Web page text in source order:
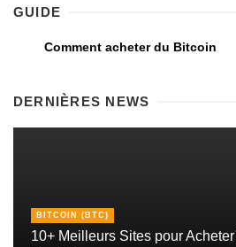
GUIDE
Comment acheter du Bitcoin
DERNIÈRES NEWS
BITCOIN (BTC)
10+ Meilleurs Sites pour